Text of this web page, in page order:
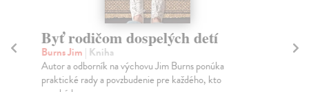
Byť rodičom dospelých detí
Burns Jim | Kniha
Autor a odborník na výchovu Jim Burns ponúka
praktické rady a povzbudenie pre každého, kto